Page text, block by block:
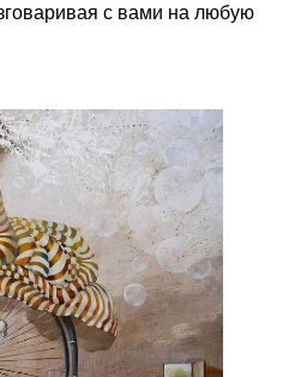
с вами на любую